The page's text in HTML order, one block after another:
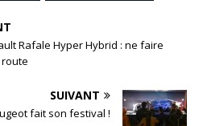
Rafale Hyper Hybrid : ne faire
route
SUIVANT
fait son festival !